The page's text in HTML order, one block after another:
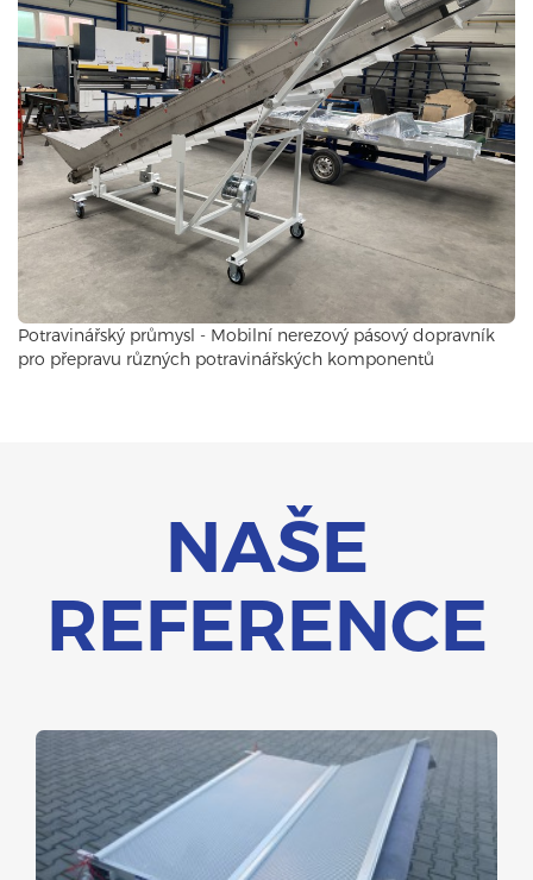
Potravinářský průmysl - Mobilní nerezový pásový dopravník
pro přepravu různých potravinářských komponentů
NAŠE
REFERENCE